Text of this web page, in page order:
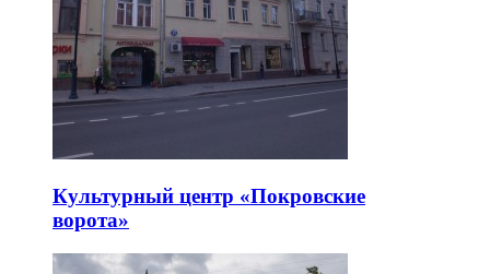
Культурный центр «Покровские
ворота»